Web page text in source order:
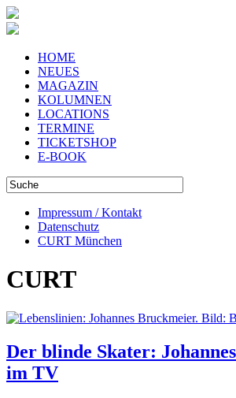
HOME
NEUES
MAGAZIN
KOLUMNEN
LOCATIONS
TERMINE
TICKETSHOP
E-BOOK
Impressum / Kontakt
Datenschutz
CURT München
CURT
Der blinde Skater:
im TV